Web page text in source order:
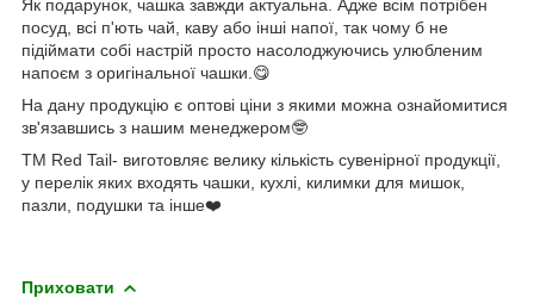
Як подарунок, чашка завжди актуальна. Адже всім потрібен
посуд, всі п'ють чай, каву або інші напої, так чому б не
підіймати собі настрій просто насолоджуючись улюбленим
напоєм з оригінальної чашки.😋
На дану продукцію є оптові ціни з якими можна ознайомитися
зв'язавшись з нашим менеджером🤓
ТМ Red Tail- виготовляє велику кількість сувенірної продукції,
у перелік яких входять чашки, кухлі, килимки для мишок,
пазли, подушки та інше❤️
Приховати